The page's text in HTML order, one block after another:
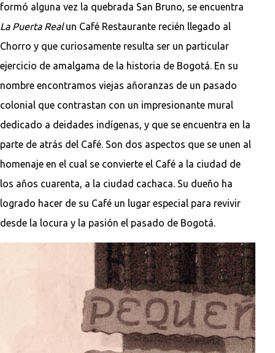
formó alguna vez la quebrada San Bruno, se encuentra
La Puerta Realun Café Restaurante recién llegado al
Chorro y que curiosamente resulta ser un particular
ejercicio de amalgama de la historia de Bogotá. En su
nombre encontramos viejas añoranzas de un pasado
colonial que contrastan con un impresionante mural
dedicado a deidades indígenas, y que se encuentra en la
parte de atrás del Café. Son dos aspectos que se unen al
homenaje en el cual se convierte el Café a la ciudad de
los años cuarenta, a la ciudad cachaca. Su dueño ha
logrado hacer de su Café un lugar especial para revivir
desde la locura y la pasión el pasado de Bogotá.